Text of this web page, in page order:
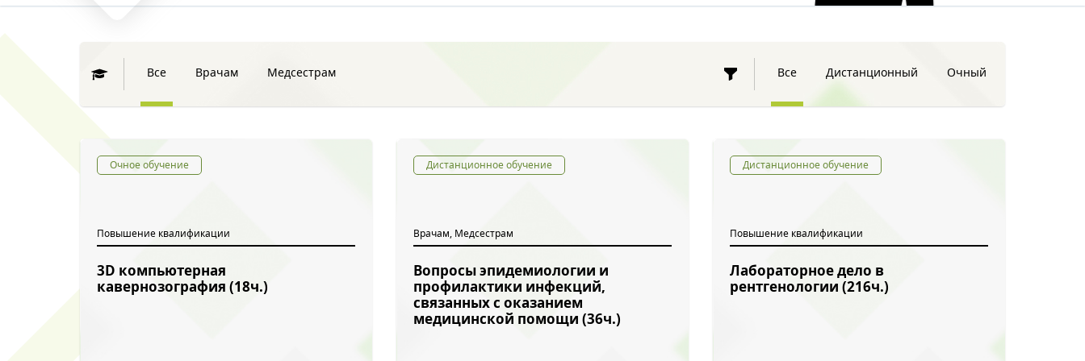
Все Врачам Медсестрам Все Дистанционный Очный
Очное обучение
Повышение квалификации
3D компьютерная
кавернозография (18ч.)
Дистанционное обучение
Врачам, Медсестрам
Вопросы эпидемиологии и
профилактики инфекций,
связанных с оказанием
медицинской помощи (36ч.)
Дистанционное обучение
Повышение квалификации
Лабораторное дело в
рентгенологии (216ч.)